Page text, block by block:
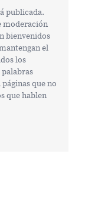
publicada.
moderación
bienvenidos
el
los
que no
que hablen